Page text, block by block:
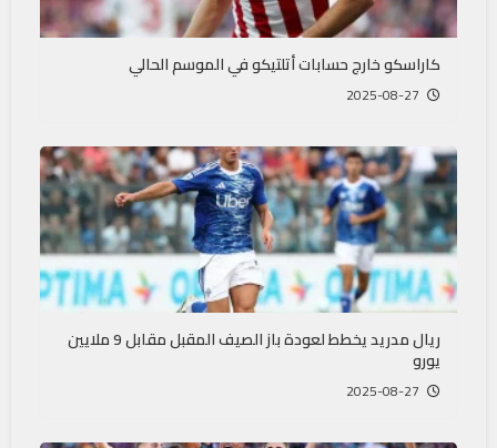
كاراسكو خارج حسابات أتلتيكو في الموسم الحالي
ريال مدريد يخطط لعودة باز الصيف المقبل مقابل 9 ملايين
يورو